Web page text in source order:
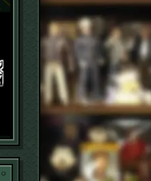
カテゴリー